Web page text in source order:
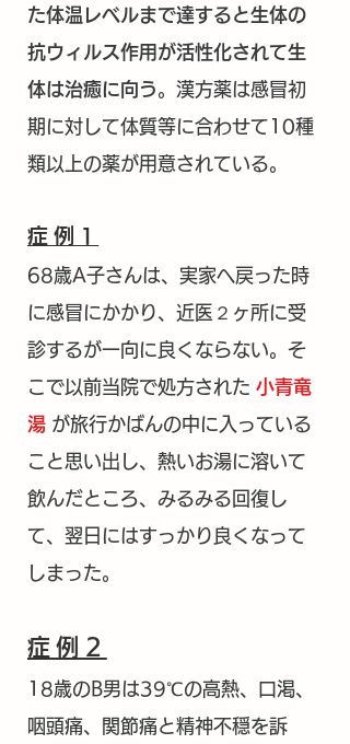
た体温レベルまで達すると生体の
抗ウィルス作用が活性化されて生
体は治癒に向う。漢方薬は感冒初
期に対して体質等に合わせて10種
類以上の薬が用意されている。
症例1
68歳A子さんは、実家へ戻った時
に感冒にかかり、近医２ヶ所に受
診するが一向に良くならない。そ
こで以前当院で処方された 小青竜
湯 が旅行かばんの中に入っている
こと思い出し、熱いお湯に溶いて
飲んだところ、みるみる回復し
て、翌日にはすっかり良くなって
しまった。
症例2
18歳のB男は39℃の高熱、口渇、
咽頭痛、関節痛と精神不穏を訴